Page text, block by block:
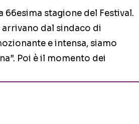
stagione del Festival.
dal sindaco di
e intensa, siamo
Poi è il momento dei